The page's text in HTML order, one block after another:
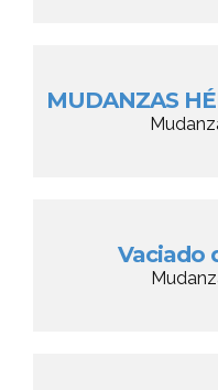
MUDANZAS
Vaciado